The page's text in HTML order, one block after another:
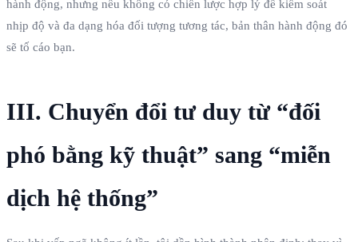
hành động, nhưng nếu không có chiến lược hợp lý để kiểm soát
nhịp độ và đa dạng hóa đối tượng tương tác, bản thân hành động đó
sẽ tố cáo bạn.
III. Chuyển đổi tư duy từ “đối
phó bằng kỹ thuật” sang “miễn
dịch hệ thống”